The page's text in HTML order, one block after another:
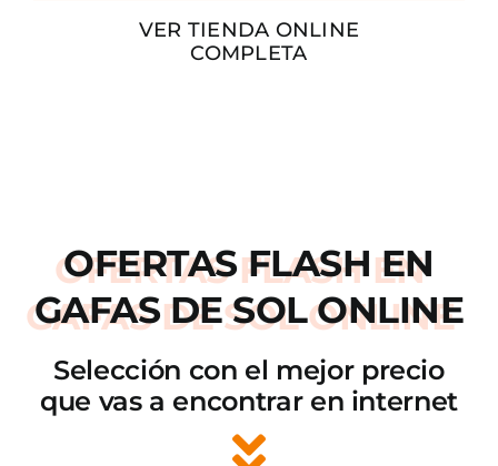
VER TIENDA ONLINE
COMPLETA
OFERTAS FLASH EN
GAFAS DE SOL ONLINE
Selección con el mejor precio
que vas a encontrar en internet